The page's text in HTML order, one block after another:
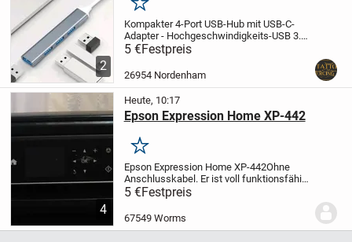
2
Merken
Kompakter 4-Port USB-Hub mit USB-C-
Adapter - Hochgeschwindigkeits-USB 3.0
& 2.0, Robuster Aluminiumkörper,
Tragbares Datenübertragungs-Dock für
Laptops, iMac Pro, MacBook Air,
5 €Festpreis
26954 Nordenham
4
Heute, 10:17
Epson Expression Home XP-442
Merken
Epson Expression Home XP-442Ohne
Anschlusskabel. Er ist voll funktionsfähig.
Er druckt, allerdings zieht er Streifen.
5.-€
ein Privatangebot. Daher...
5 €Festpreis
67549 Worms